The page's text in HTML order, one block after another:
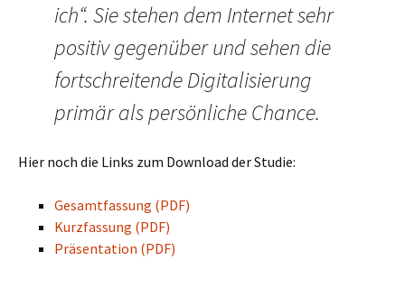
ich“. Sie stehen dem Internet sehr
positiv gegenüber und sehen die
fortschreitende Digitalisierung
primär als persönliche Chance.
Hier noch die Links zum Download der Studie:
Gesamtfassung (PDF)
Kurzfassung (PDF)
Präsentation (PDF)